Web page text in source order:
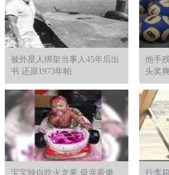
清朝招募一些地方部队，简
但乡勇在清朝中晚期越来越重要，太
制度的正规军，称为湘勇，通称湘军。咸
遵照湘军的营制、营规组建了淮军。随
勇，仿照湘军营制编练部队，使勇营成
的主力军。经历了一系列发展变化后，
替了绿营兵，成为清代后期镇压反抗和
装力量。
被外星人绑架当事人45年后出
书 还原1973年帕
他手
头奖
宝宝独自吃火龙果 母亲看傻 行李